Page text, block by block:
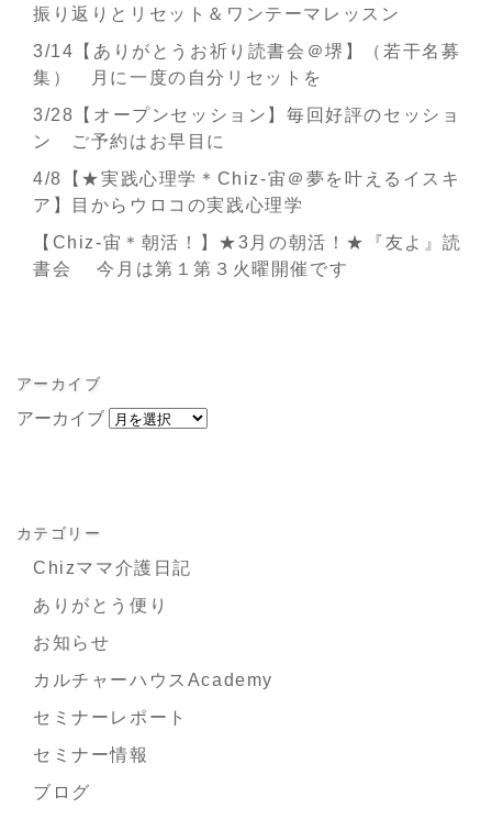
振り返りとリセット＆ワンテーマレッスン
3/14【ありがとうお祈り読書会＠堺】（若干名募
集） 月に一度の自分リセットを
3/28【オープンセッション】毎回好評のセッショ
ン ご予約はお早目に
4/8【★実践心理学＊Chiz-宙＠夢を叶えるイスキ
ア】目からウロコの実践心理学
【Chiz-宙＊朝活！】★3月の朝活！★『友よ』読
書会 今月は第１第３火曜開催です
アーカイブ
アーカイブ
カテゴリー
Chizママ介護日記
ありがとう便り
お知らせ
カルチャーハウスAcademy
セミナーレポート
セミナー情報
ブログ